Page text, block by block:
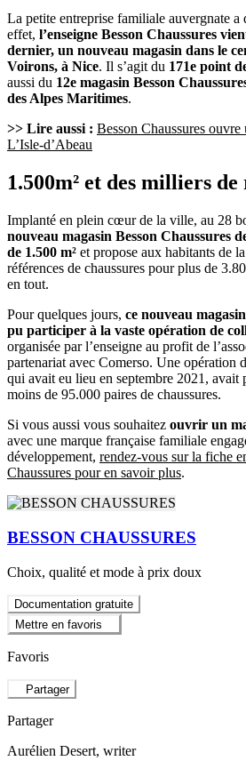
La petite entreprise familiale auvergnate a
effet, l’enseigne Besson Chaussures
dernier, un nouveau magasin dans le
Voirons, à Nice. Il s’agit du 171e point
aussi du 12e magasin Besson
des Alpes Maritimes.
>> Lire aussi : Besson Chaussures
L’Isle-d’Abeau
1.500m² et des milliers de
Implanté en plein cœur de la ville, au 28
nouveau magasin Besson Chaussures
de 1.500 m² et propose aux habitants de
références de chaussures pour plus de
en tout.
Pour quelques jours, ce nouveau
pu participer à la vaste opération de
organisée par l’enseigne au profit de
partenariat avec Comerso. Une opération
qui avait eu lieu en septembre 2021, avait
moins de 95.000 paires de chaussures.
Si vous aussi vous souhaitez ouvrir un
avec une marque française familiale
développement, rendez-vous sur la fiche
Chaussures pour en savoir plus.
BESSON CHAUSSURES
Choix, qualité et mode à prix doux
Documentation gratuite
Mettre en favoris
Favoris
Partager
Partager
Aurélien Desert, writer